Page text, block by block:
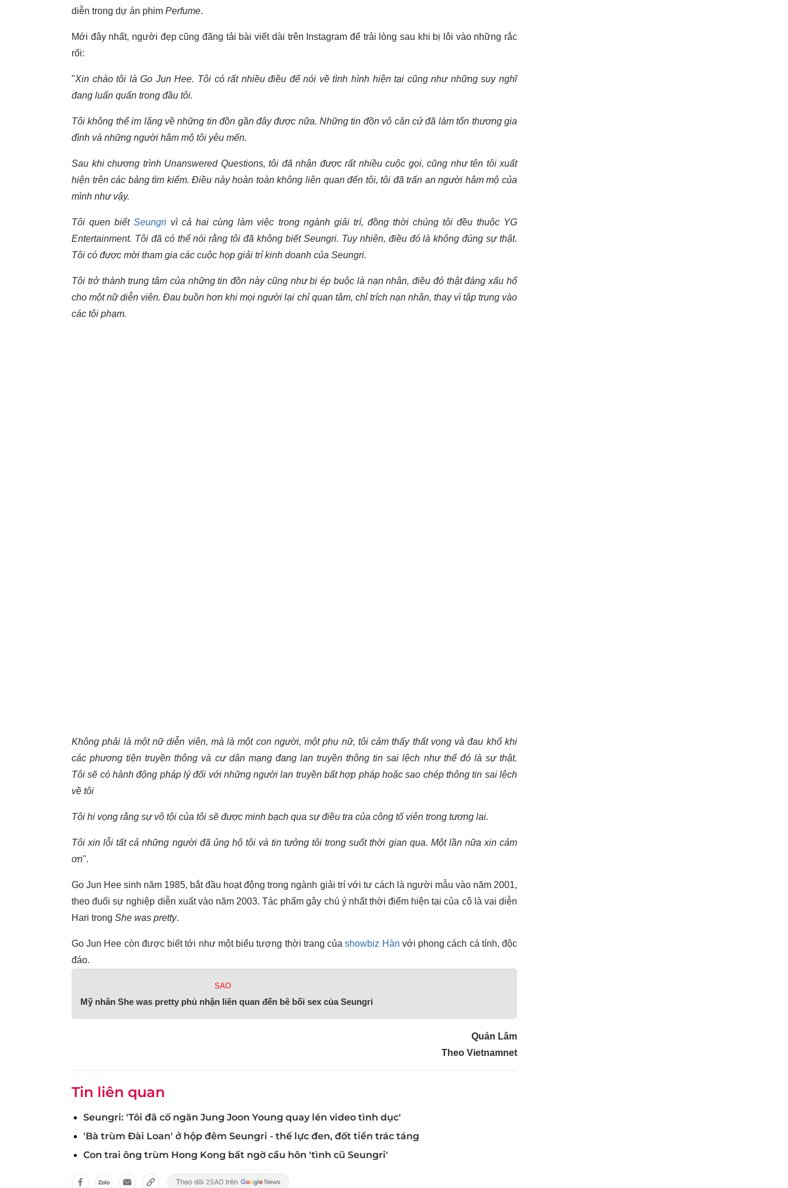
diễn trong dự án phim Perfume.
Mới đây nhất, người đẹp cũng đăng tải bài viết dài trên Instagram để trải lòng sau khi bị lôi vào những rắc
rối:
"Xin chào tôi là Go Jun Hee. Tôi có rất nhiều điều để nói về tình hình hiện tại cũng như những suy nghĩ
đang luẩn quẩn trong đầu tôi.
Tôi không thể im lặng về những tin đồn gần đây được nữa. Những tin đồn vô căn cứ đã làm tổn thương gia
đình và những người hâm mộ tôi yêu mến.
Sau khi chương trình Unanswered Questions, tôi đã nhận được rất nhiều cuộc gọi, cũng như tên tôi xuất
hiện trên các bảng tìm kiếm. Điều này hoàn toàn không liên quan đến tôi, tôi đã trấn an người hâm mộ của
mình như vậy.
Tôi quen biếtSeungri vì cả hai cùng làm việc trong ngành giải trí, đồng thời chúng tôi đều thuộc YG
Entertainment. Tôi đã có thể nói rằng tôi đã không biết Seungri. Tuy nhiên, điều đó là không đúng sự thật.
Tôi có được mời tham gia các cuộc họp giải trí kinh doanh của Seungri.
Tôi trở thành trung tâm của những tin đồn này cũng như bị ép buộc là nạn nhân, điều đó thật đáng xấu hổ
cho một nữ diễn viên. Đau buồn hơn khi mọi người lại chỉ quan tâm, chỉ trích nạn nhân, thay vì tập trung vào
các tội phạm.
Không phải là một nữ diễn viên, mà là một con người, một phụ nữ, tôi cảm thấy thất vọng và đau khổ khi
các phương tiện truyền thông và cư dân mạng đang lan truyền thông tin sai lệch như thể đó là sự thật.
Tôi sẽ có hành động pháp lý đối với những người lan truyền bất hợp pháp hoặc sao chép thông tin sai lệch
về tôi
Tôi hi vọng rằng sự vô tội của tôi sẽ được minh bạch qua sự điều tra của công tố viên trong tương lai.
Tôi xin lỗi tất cả những người đã ủng hộ tôi và tin tưởng tôi trong suốt thời gian qua. Một lần nữa xin cảm
ơn".
Go Jun Hee sinh năm 1985, bắt đầu hoạt động trong ngành giải trí với tư cách là người mẫu vào năm 2001,
theo đuổi sự nghiệp diễn xuất vào năm 2003. Tác phẩm gây chú ý nhất thời điểm hiện tại của cô là vai diễn
Hari trong She was pretty.
Go Jun Hee còn được biết tới như một biểu tượng thời trang củashowbiz Hàn với phong cách cá tính, độc
đáo.
SAO
Mỹ nhân She was pretty phủ nhận liên quan đến bê bối sex của Seungri
Quán Lâm
Theo Vietnamnet
Tin liên quan
Seungri: 'Tôi đã cố ngăn Jung Joon Young quay lén video tình dục'
'Bà trùm Đài Loan' ở hộp đêm Seungri - thế lực đen, đốt tiền trác táng
Con trai ông trùm Hong Kong bất ngờ cầu hôn 'tình cũ Seungri'